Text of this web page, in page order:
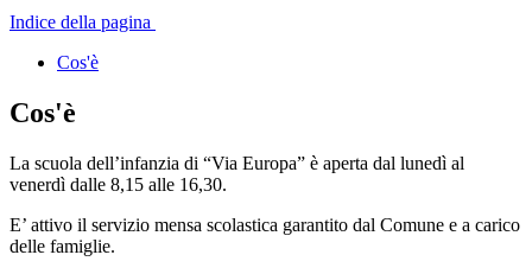
Indice della pagina
Cos'è
Cos'è
La scuola dell’infanzia di “Via Europa” è aperta dal lunedì al
venerdì dalle 8,15 alle 16,30.
E’ attivo il servizio mensa scolastica garantito dal Comune e a carico
delle famiglie.